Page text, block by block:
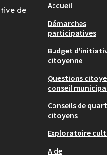
de
Accueil
Démarches
participatives
Budget
citoyenne
Questions
conseil
Conseils de
citoyens
Exploratoire
Aide